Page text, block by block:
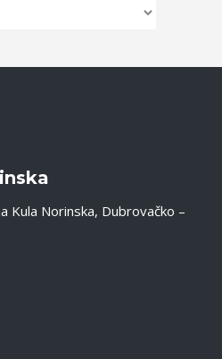
Kula Norinska, Dubrovačko –